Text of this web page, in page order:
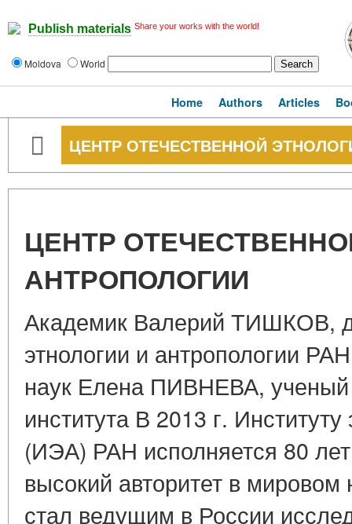
Publish materials Share your works with the world!
Moldova World
Home Authors Articles
ЦЕНТР ОТЕЧЕСТВЕННОЙ
ЦЕНТР
АНТРОПОЛОГИИ
Академик Валерий ТИШКОВ,
этнологии и антропологии
наук Елена ПИВНЕВА, ученый
института В 2013 г.
(ИЭА) РАН исполняется 80
высокий авторитет в
стал ведущим в России